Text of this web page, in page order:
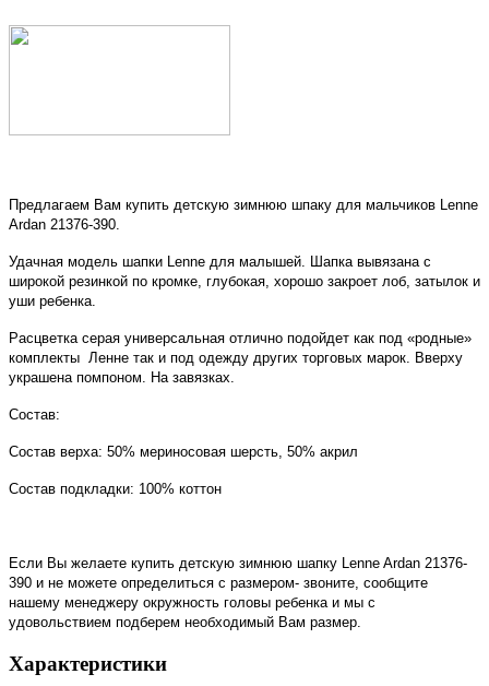
Предлагаем Вам купить детскую зимнюю шпаку для мальчиков Lenne
Ardan 21376-390.
Удачная модель шапки Lenne для малышей. Шапка вывязана с
широкой резинкой по кромке, глубокая, хорошо закроет лоб, затылок и
уши ребенка.
Расцветка серая универсальная отлично подойдет как под «родные»
комплекты Ленне так и под одежду других торговых марок. Вверху
украшена помпоном. На завязках.
Состав:
Состав верха: 50% мериносовая шерсть, 50% акрил
Состав подкладки: 100% коттон
Если Вы желаете купить детскую зимнюю шапку Lenne Ardan 21376-
390 и не можете определиться с размером- звоните, сообщите
нашему менеджеру окружность головы ребенка и мы с
удовольствием подберем необходимый Вам размер.
Характеристики